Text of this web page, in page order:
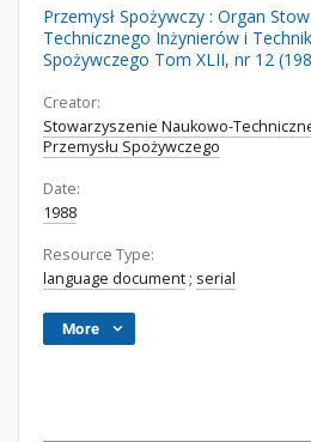
Przemysł Spożywczy : Organ
Technicznego Inżynierów i
Spożywczego Tom XLII, nr 12
Creator:
Stowarzyszenie Naukowo-
Przemysłu Spożywczego
Date:
1988
Resource Type:
language document ; serial
More